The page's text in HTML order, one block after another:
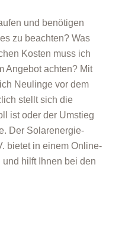
und benötigen
zu beachten? Was
Kosten muss ich
Angebot achten? Mit
Neulinge vor dem
stellt sich die
ist oder der Umstieg
Der Solarenergie-
bietet in einem Online-
hilft Ihnen bei den